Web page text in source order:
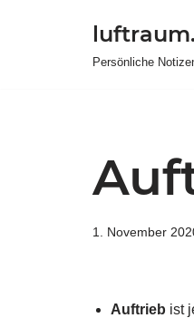
Persönliche
1. November
Auftrieb ist